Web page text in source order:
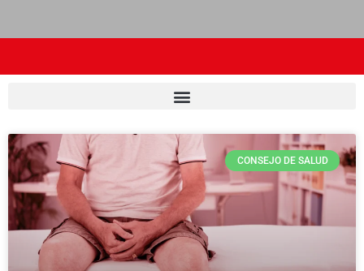
CONSEJO DE SALUD